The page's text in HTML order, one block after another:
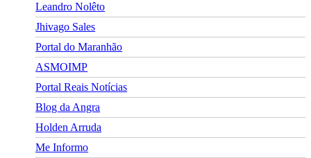
Leandro Nolêto
Jhivago Sales
Portal do Maranhão
ASMOIMP
Portal Reais Notí­cias
Blog da Angra
Holden Arruda
Me Informo